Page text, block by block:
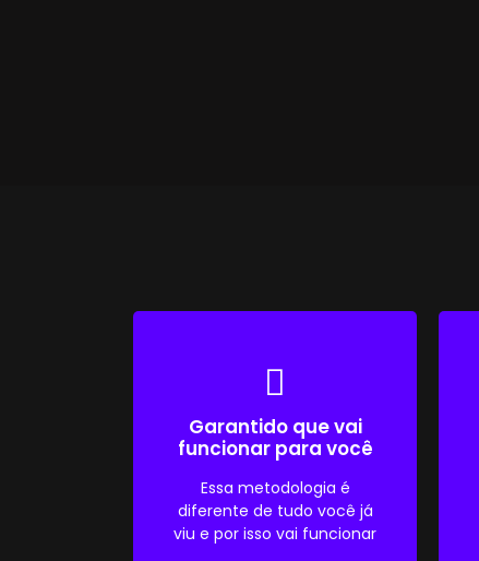
Garantido que vai
funcionar para você
Essa metodologia é
diferente de tudo você já
viu e por isso vai funcionar